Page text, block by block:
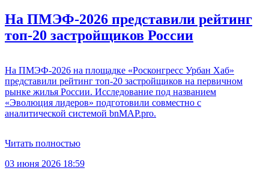
На ПМЭФ-2026 представили рейтинг
топ-20 застройщиков России
На ПМЭФ-2026 на площадке «Росконгресс Урбан Хаб»
представили рейтинг топ-20 застройщиков на первичном
рынке жилья России. Исследование под названием
«Эволюция лидеров» подготовили совместно с
аналитической системой bnMAP.pro.
Читать полностью
03 июня 2026 18:59